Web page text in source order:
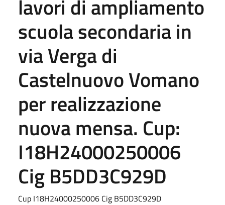
lavori di ampliamento
scuola secondaria in
via Verga di
Castelnuovo Vomano
per realizzazione
nuova mensa. Cup:
I18H24000250006
Cig B5DD3C929D
Cup I18H24000250006 Cig B5DD3C929D